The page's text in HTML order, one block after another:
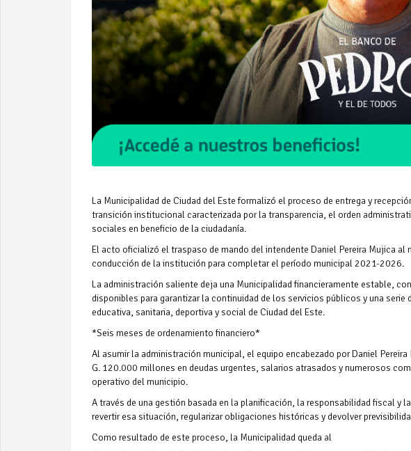
La Municipalidad de Ciudad del Este formalizó el proceso de entrega y
transición institucional caracterizada por la transparencia, el orden
sociales en beneficio de la ciudadanía.
El acto oficializó el traspaso de mando del intendente Daniel Pereira Mujica al
conducción de la institución para completar el período municipal 2021-2026.
La administración saliente deja una Municipalidad financieramente estable,
disponibles para garantizar la continuidad de los servicios públicos y una
educativa, sanitaria, deportiva y social de Ciudad del Este.
*Seis meses de ordenamiento financiero*
Al asumir la administración municipal, el equipo encabezado por Daniel
G. 120.000 millones en deudas urgentes, salarios atrasados y numerosos
operativo del municipio.
A través de una gestión basada en la planificación, la responsabilidad fiscal y
revertir esa situación, regularizar obligaciones históricas y devolver
Como resultado de este proceso, la Municipalidad queda al